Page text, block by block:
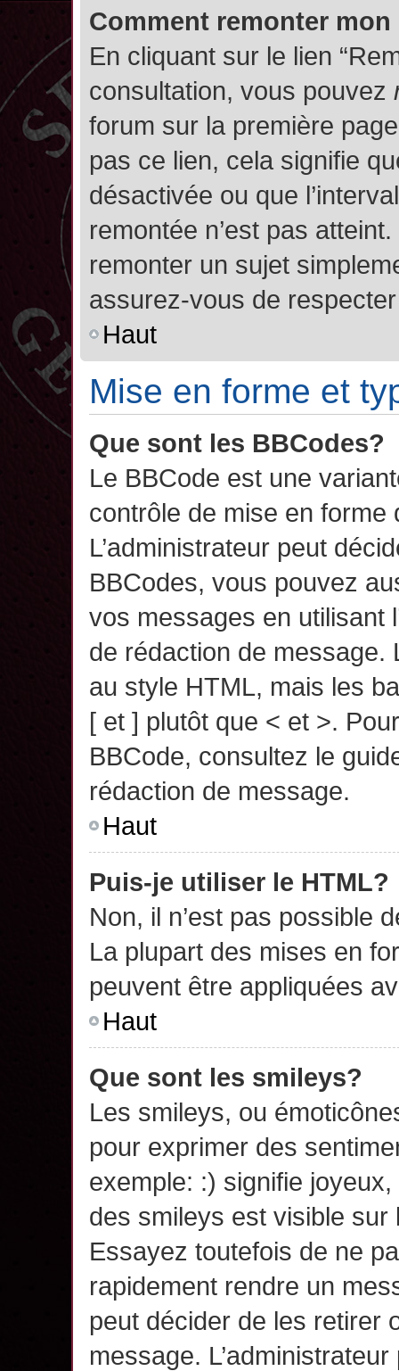
Comment remonter
En cliquant sur le lien
consultation, vous pouvez
forum sur la première
pas ce lien, cela signifie
désactivée ou que
remontée n’est pas
remonter un sujet
assurez-vous de
Haut
Mise en forme et
Que sont les BBCodes?
Le BBCode est une
contrôle de mise en forme
L’administrateur peut
BBCodes, vous pouvez
vos messages en utilisant
de rédaction de message.
au style HTML, mais les
[ et ] plutôt que < et >.
BBCode, consultez le
rédaction de message.
Haut
Puis-je utiliser le HTML?
Non, il n’est pas possible
La plupart des mises en
peuvent être appliquées
Haut
Que sont les smileys?
Les smileys, ou
pour exprimer des
exemple: :) signifie
des smileys est visible
Essayez toutefois de ne
rapidement rendre un
peut décider de les retirer
message.